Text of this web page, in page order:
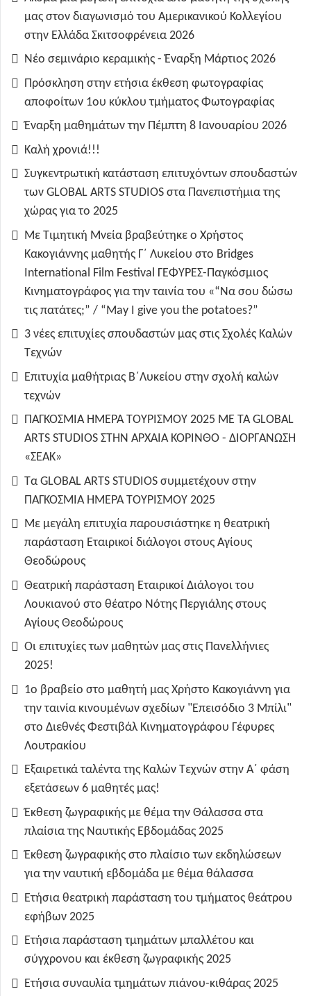
μας στον διαγωνισμό του Αμερικανικού Κολλεγίου
στην Ελλάδα Σκιτσοφρένεια 2026
Νέο σεμινάριο κεραμικής - Έναρξη Μάρτιος 2026
Πρόσκληση στην ετήσια έκθεση φωτογραφίας
αποφοίτων 1ου κύκλου τμήματος Φωτογραφίας
Έναρξη μαθημάτων την Πέμπτη 8 Ιανουαρίου 2026
Καλή χρονιά!!!
Συγκεντρωτική κατάσταση επιτυχόντων σπουδαστών
των GLOBAL ARTS STUDIOS στα Πανεπιστήμια της
χώρας για το 2025
Με Τιμητική Μνεία βραβεύτηκε ο Χρήστος
Κακογιάννης μαθητής Γ΄ Λυκείου στο Bridges
International Film Festival ΓΕΦΥΡΕΣ-Παγκόσμιος
Κινηματογράφος για την ταινία του «“Να σου δώσω
τις πατάτες;” / “May I give you the potatoes?”
3 νέες επιτυχίες σπουδαστών μας στις Σχολές Καλών
Τεχνών
Επιτυχία μαθήτριας Β΄Λυκείου στην σχολή καλών
τεχνών
ΠΑΓΚΟΣΜΙΑ ΗΜΕΡΑ ΤΟΥΡΙΣΜΟΥ 2025 ΜΕ ΤΑ GLOBAL
ARTS STUDIOS ΣΤΗΝ ΑΡΧΑΙΑ ΚΟΡΙΝΘΟ - ΔΙΟΡΓΑΝΩΣΗ
«ΣΕΑΚ»
Τα GLOBAL ARTS STUDIOS συμμετέχουν στην
ΠΑΓΚΟΣΜΙΑ ΗΜΕΡΑ ΤΟΥΡΙΣΜΟΥ 2025
Με μεγάλη επιτυχία παρουσιάστηκε η θεατρική
παράσταση Εταιρικοί διάλογοι στους Αγίους
Θεοδώρους
Θεατρική παράσταση Εταιρικοί Διάλογοι του
Λουκιανού στο θέατρο Νότης Περγιάλης στους
Αγίους Θεοδώρους
Οι επιτυχίες των μαθητών μας στις Πανελλήνιες
2025!
1ο βραβείο στο μαθητή μας Χρήστο Κακογιάννη για
την ταινία κινουμένων σχεδίων "Επεισόδιο 3 Μπίλι"
στο Διεθνές Φεστιβάλ Κινηματογράφου Γέφυρες
Λουτρακίου
Εξαιρετικά ταλέντα της Καλών Τεχνών στην Α΄ φάση
εξετάσεων 6 μαθητές μας!
Έκθεση ζωγραφικής με θέμα την Θάλασσα στα
πλαίσια της Ναυτικής Εβδομάδας 2025
Έκθεση ζωγραφικής στο πλαίσιο των εκδηλώσεων
για την ναυτική εβδομάδα με θέμα θάλασσα
Ετήσια θεατρική παράσταση του τμήματος θεάτρου
εφήβων 2025
Ετήσια παράσταση τμημάτων μπαλλέτου και
σύγχρονου και έκθεση ζωγραφικής 2025
Ετήσια συναυλία τμημάτων πιάνου-κιθάρας 2025